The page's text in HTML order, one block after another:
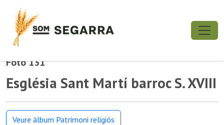
Foto 131
Església Sant Martí barroc S. XVIII
Veure àlbum Patrimoni religiós